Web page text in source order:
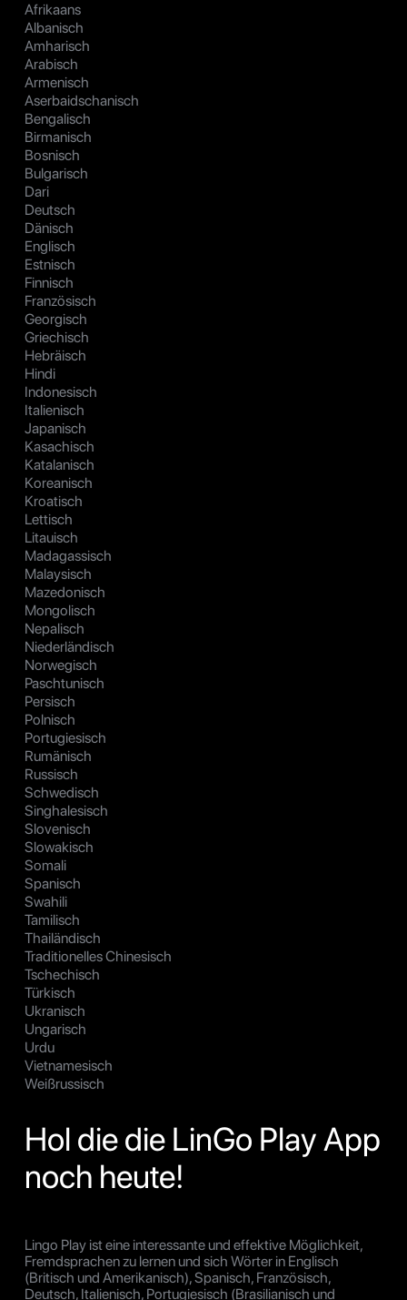
Afrikaans
Albanisch
Amharisch
Arabisch
Armenisch
Aserbaidschanisch
Bengalisch
Birmanisch
Bosnisch
Bulgarisch
Dari
Deutsch
Dänisch
Englisch
Estnisch
Finnisch
Französisch
Georgisch
Griechisch
Hebräisch
Hindi
Indonesisch
Italienisch
Japanisch
Kasachisch
Katalanisch
Koreanisch
Kroatisch
Lettisch
Litauisch
Madagassisch
Malaysisch
Mazedonisch
Mongolisch
Nepalisch
Niederländisch
Norwegisch
Paschtunisch
Persisch
Polnisch
Portugiesisch
Rumänisch
Russisch
Schwedisch
Singhalesisch
Slovenisch
Slowakisch
Somali
Spanisch
Swahili
Tamilisch
Thailändisch
Traditionelles Chinesisch
Tschechisch
Türkisch
Ukranisch
Ungarisch
Urdu
Vietnamesisch
Weißrussisch
Hol die die LinGo Play App
noch heute!
Lingo Play ist eine interessante und effektive Möglichkeit,
Fremdsprachen zu lernen und sich Wörter in Englisch
(Britisch und Amerikanisch), Spanisch, Französisch,
Deutsch, Italienisch, Portugiesisch (Brasilianisch und